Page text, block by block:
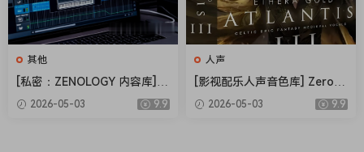
of the velocity-sensitive wah isn’t wanted it can be fixed
at a preferred notch value (13 being all balls to the wall).
An unusual feature of Love Lost (the song) is that it
begins in standard A440 tuning and ends with a blend of
A440 and A432 to achieve a ‘sinking feeling’ wide phase
其他
[私密：ZENOLOGY 内容库] R
oland Cloud ZENOLOGY Co
ntent v2026.04-R2R [WiN]
2026-05-03 9.9
人声
[影视配乐人声音色库] Zero-G
Ethera Gold Atlantis 3 v3.5.
2 [KONTAKT]（34.2GB）
2026-05-03 9.9